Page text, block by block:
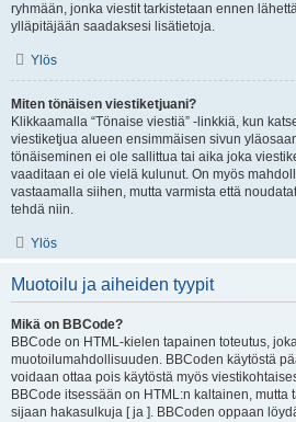
ryhmään, jonka viestit tarkistetaan ennen
ylläpitäjään saadaksesi lisätietoja.
Ylös
Miten tönäisen viestiketjuani?
Klikkaamalla “Tönaise viestiä” -linkkiä, kun
viestiketjua alueen ensimmäisen sivun
tönäiseminen ei ole sallittua tai aika joka
vaaditaan ei ole vielä kulunut. On myös
vastaamalla siihen, mutta varmista että
tehdä niin.
Ylös
Muotoilu ja aiheiden tyypit
Mikä on BBCode?
BBCode on HTML-kielen tapainen toteutus,
muotoilumahdollisuuden. BBCoden käytöstä
voidaan ottaa pois käytöstä myös
BBCode itsessään on HTML:n kaltainen, mutta
sijaan hakasulkuja [ ja ]. BBCoden oppaan